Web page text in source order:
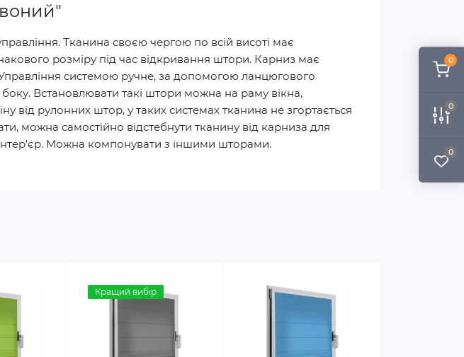
0
0
0
Тканина своєю чергою по всій висоті має
розміру під час відкривання штори. Карниз має
системою ручне, за допомогою ланцюгового
Встановлювати такі штори можна на раму вікна,
від рулонних штор, у таких системах тканина не згортається
можна самостійно відстебнути тканину від карниза для
інтер'єр. Можна компонувати з іншими шторами.
Кращий вибір